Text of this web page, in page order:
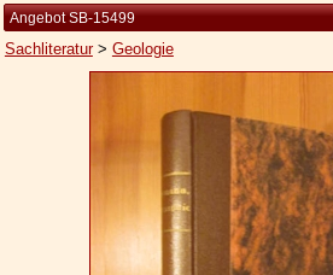
Kleine Kulturgeschichte
Die Brockhaus Auflagen
Die Meyer Auflagen
Angebot SB-15499
Sachliteratur> Geologie